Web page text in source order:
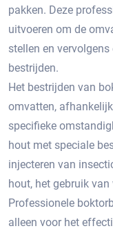
pakken.​ Deze
uitvoeren om de
stellen en
bestrijden.​
Het bestrijden van
omvatten,
specifieke
hout met speciale
injecteren van
hout, het gebruik
Professionele
alleen voor het